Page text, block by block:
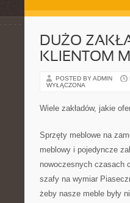
DUŻO
KLIENTOM
POSTED BY ADMIN
WYŁĄCZONA
Wiele zakładów, jakie
Sprzęty meblowe na
meblowy i pojedyncze
nowoczesnych czasach
szafy na wymiar
żeby nasze meble były